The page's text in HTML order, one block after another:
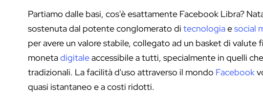
Partiamo dalle basi, cos'è esattamente Facebook Libra?
sostenuta dal potente conglomerato di tecnologiaesocial
per avere un valore stabile, collegato ad un basket di valute
monetadigitaleaccessibile a tutti, specialmente in quelli
tradizionali. La facilità d'uso attraverso il mondo Facebook
quasi istantaneo e a costi ridotti.